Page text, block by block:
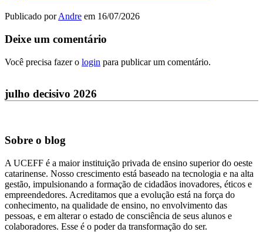
Publicado porAndre em 16/07/2026
Deixe um comentário
Você precisa fazer o login para publicar um comentário.
julho decisivo 2026
Sobre o blog
A UCEFF é a maior instituição privada de ensino superior do oeste
catarinense. Nosso crescimento está baseado na tecnologia e na alta
gestão, impulsionando a formação de cidadãos inovadores, éticos e
empreendedores. Acreditamos que a evolução está na força do
conhecimento, na qualidade de ensino, no envolvimento das
pessoas, e em alterar o estado de consciência de seus alunos e
colaboradores. Esse é o poder da transformação do ser.